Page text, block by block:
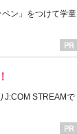
ン」をつけて学童
J:COM STREAMで